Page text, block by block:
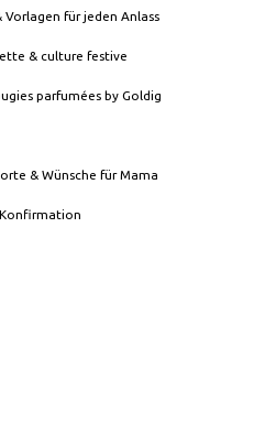
Vorlagen für jeden Anlass
& culture festive
parfumées by Goldig
& Wünsche für Mama